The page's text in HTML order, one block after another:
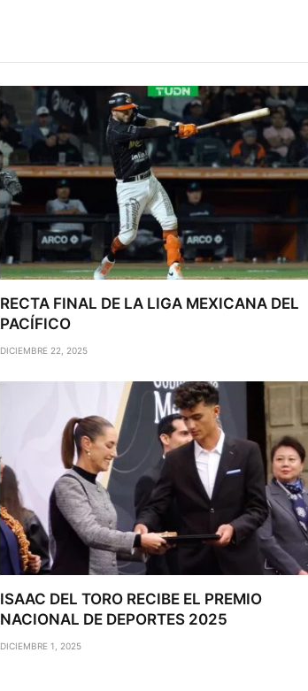
RECTA FINAL DE LA LIGA MEXICANA DEL
PACÍFICO
DICIEMBRE 22, 2025
ISAAC DEL TORO RECIBE EL PREMIO
NACIONAL DE DEPORTES 2025
DICIEMBRE 1, 2025